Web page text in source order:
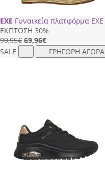
EXE Γυναικεία πλατφόρμα
ΕΚΠΤΩΣΗ 30%
99,95€ 69,96€
SALE
ΓΡΗΓΟΡΗ ΑΓΟΡΑ